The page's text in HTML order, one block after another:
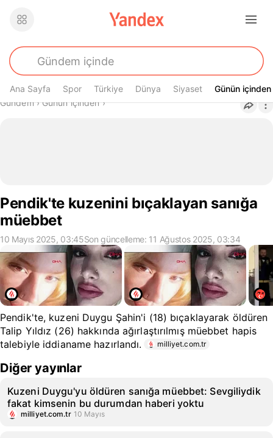
Ana Sayfa Spor Türkiye Dünya Siyaset Günün içinden
Günün içinden
Buradasın
Gündem› Günün içinden›
Pendik'te kuzenini bıçaklayan sanığa
müebbet
10 Mayıs 2025, 03:45Son güncelleme: 11 Ağustos 2025, 03:34
Pendik'te, kuzeni Duygu Şahin'i (18) bıçaklayarak öldüren
Talip Yıldız (26) hakkında ağırlaştırılmış müebbet hapis
talebiyle iddianame hazırlandı.
milliyet.com.tr
Diğer yayınlar
Kuzeni Duygu'yu öldüren sanığa müebbet: Sevgiliydik
fakat kimsenin bu durumdan haberi yoktu
milliyet.com.tr 10 Mayıs